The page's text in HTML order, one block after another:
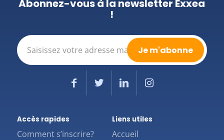
Abonnez-vous à la newsletter Exxea
!
E-
mail
(Nécessaire)
Accès rapides
Comment s’inscrire?
Liens utiles
Accueil